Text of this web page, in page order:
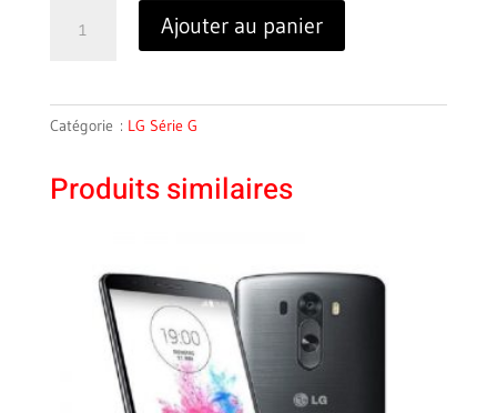
Ajouter au panier
Catégorie : LG Série G
Produits similaires